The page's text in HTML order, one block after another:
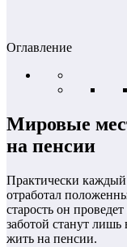
Оглавление
Мировые
на пенсии
Практически
отработал
старость он
заботой станут
жить на пенсии.